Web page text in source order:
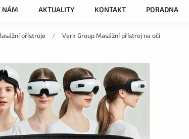
NÁM AKTUALITY KONTAKT PORADNA
přístroje / Verk Group Masážní přístroj na oči